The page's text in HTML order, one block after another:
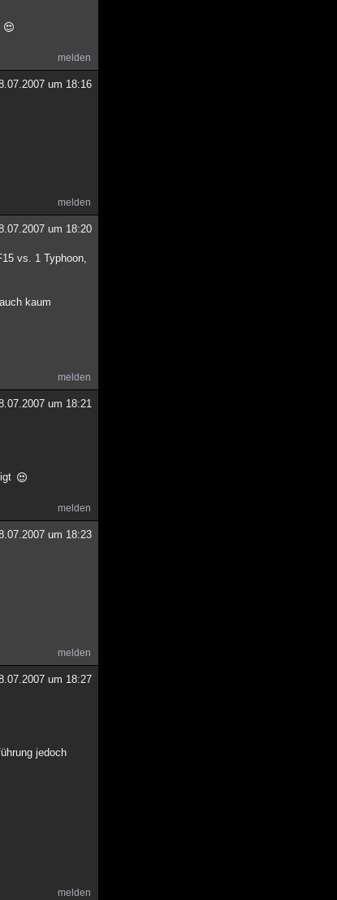
melden
um 18:16
melden
um 18:20
vs. 1 Typhoon,
kaum
melden
um 18:21
melden
um 18:23
melden
um 18:27
jedoch
melden